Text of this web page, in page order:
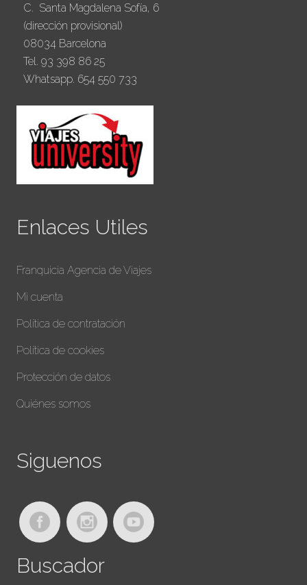
C. Santa Magdalena Sofía, 6
(dirección provisional)
08034 Barcelona
Tel. 93 398 86 25
Whatsapp. 654 550 733
Enlaces Utiles
Franquicia Agencia de Viajes
Mi cuenta
Política de contratación
Política de cookies
Protección de datos
Quiénes somos
Siguenos
Buscador